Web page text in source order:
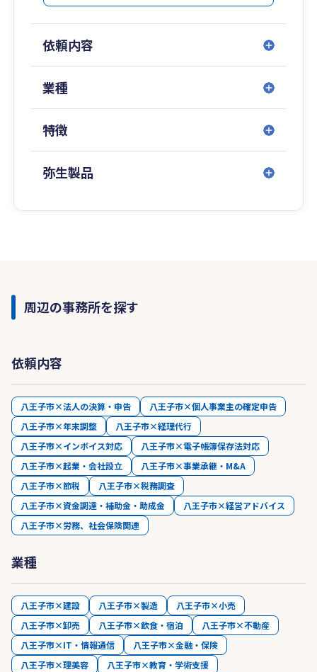
依頼内容
業種
特徴
弥生製品
周辺の事務所を探す
依頼内容
八王子市×法人の決算・申告
八王子市×個人事業主の確定申告
八王子市×年末調整
八王子市×経理代行
八王子市×インボイス対応
八王子市×電子帳簿保存法対応
八王子市×起業・会社設立
八王子市×事業承継・M&A
八王子市×節税
八王子市×税務調査
八王子市×資金調達・補助金・助成金
八王子市×経営アドバイス
八王子市×労務、社会保険関連
業種
八王子市×建設 八王子市×製造
八王子市×小売
八王子市×卸売
八王子市×飲食・宿泊
八王子市×不動産
八王子市×IT・情報通信
八王子市×金融・保険
八王子市×理美容
八王子市×教育・学術支援